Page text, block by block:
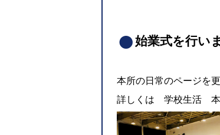
始業式を行い
本所の日常のページを
詳しくは 学校生活